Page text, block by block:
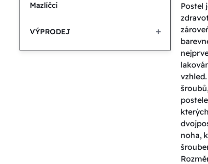
Mazlíčci
VÝPRODEJ
Postel
noha,